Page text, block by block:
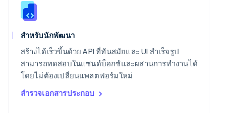
สำหรับนักพัฒนา
สร้างได้เร็วขึ้นด้วย API ที่ทันสมัยและ UI สำเร็จรูป
สามารถทดสอบในแซนด์บ็อกซ์และผสานการทำงานได้
โดยไม่ต้องเปลี่ยนแพลตฟอร์มใหม่
สำรวจเอกสารประกอบ
English
สโลวีเนีย
สวิตเซอร์แลนด์
DeutschFrançais ItalianoEnglish
สวีเดน
สหรัฐอเมริกา